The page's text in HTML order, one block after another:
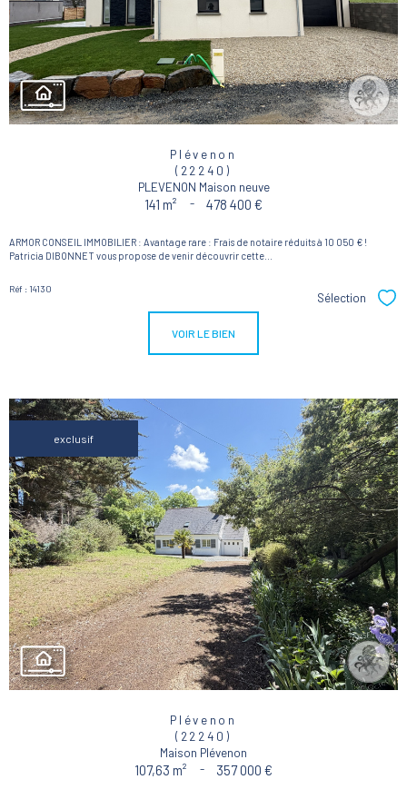
Plévenon
(22240)
PLEVENON Maison neuve
141 m² - 478 400 €
ARMOR CONSEIL IMMOBILIER : Avantage rare : Frais de notaire réduits à 10 050 € !
Patricia DIBONNET vous propose de venir découvrir cette...
Réf : 14130
Sélection
VOIR LE BIEN
exclusif
Plévenon
(22240)
Maison Plévenon
107,63 m² - 357 000 €